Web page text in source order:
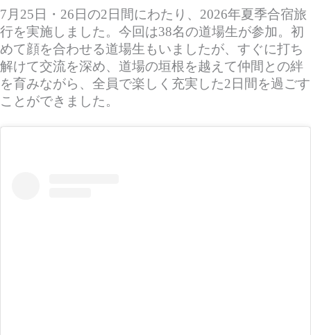
7月25日・26日の2日間にわたり、2026年夏季合宿旅
行を実施しました。今回は38名の道場生が参加。 初
めて顔を合わせる道場生もいましたが、すぐに打ち
解けて交流を深め、道場の垣根を越えて仲間との絆
を育みながら、全員で楽しく充実した2日間を過ごす
ことができました。